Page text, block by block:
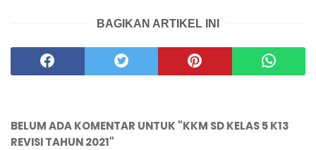
BAGIKAN ARTIKEL INI
BELUM ADA KOMENTAR UNTUK "KKM SD KELAS 5 K13
REVISI TAHUN 2021"